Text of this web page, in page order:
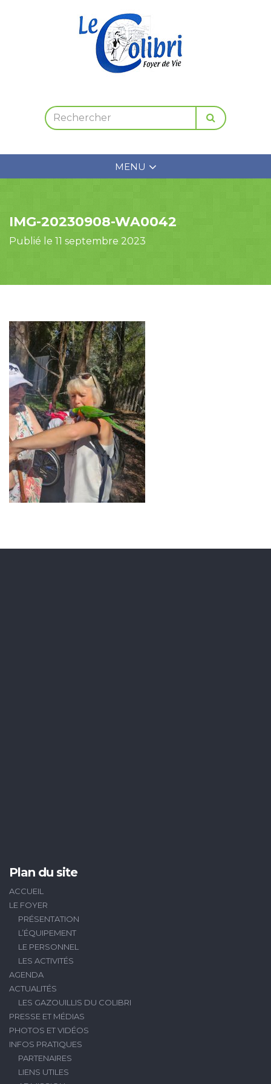
MENU
IMG-20230908-WA0042
Publié le 11 septembre 2023
Plan du site
ACCUEIL
LE FOYER
PRÉSENTATION
L’ÉQUIPEMENT
LE PERSONNEL
LES ACTIVITÉS
AGENDA
ACTUALITÉS
LES GAZOUILLIS DU COLIBRI
PRESSE ET MÉDIAS
PHOTOS ET VIDÉOS
INFOS PRATIQUES
PARTENAIRES
LIENS UTILES